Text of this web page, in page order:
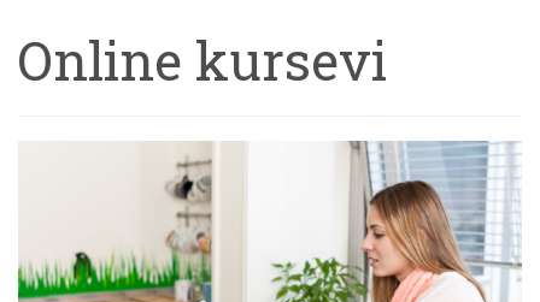
Online kursevi